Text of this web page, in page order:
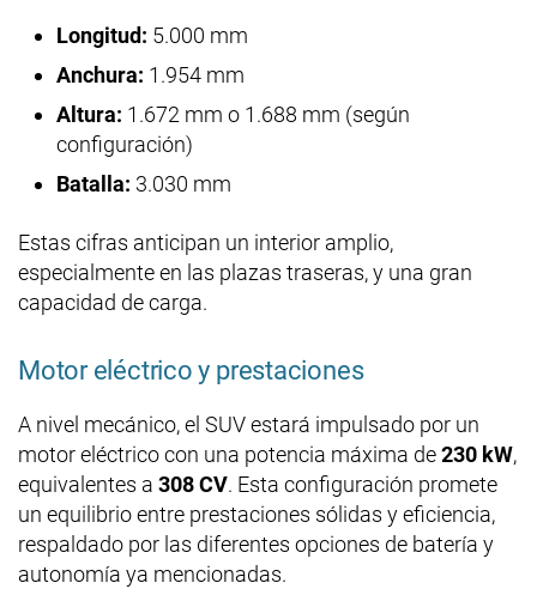
Longitud: 5.000 mm
Anchura: 1.954 mm
Altura: 1.672 mm o 1.688 mm (según
configuración)
Batalla: 3.030 mm
Estas cifras anticipan un interior amplio,
especialmente en las plazas traseras, y una gran
capacidad de carga.
Motor eléctrico y prestaciones
A nivel mecánico, el SUV estará impulsado por un
motor eléctrico con una potencia máxima de230 kW,
equivalentes a 308 CV. Esta configuración promete
un equilibrio entre prestaciones sólidas y eficiencia,
respaldado por las diferentes opciones de batería y
autonomía ya mencionadas.